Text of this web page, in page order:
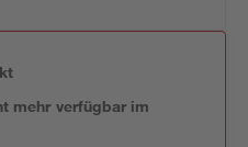
mehr verfügbar im